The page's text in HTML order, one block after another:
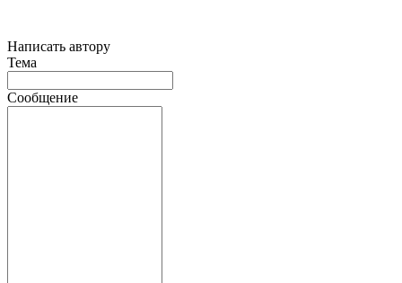
Написать автору
Тема
Сообщение